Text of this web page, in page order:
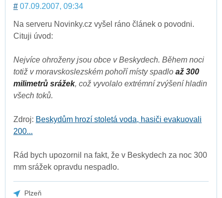
# 07.09.2007, 09:34
Na serveru Novinky.cz vyšel ráno článek o povodni.
Cituji úvod:
Nejvíce ohroženy jsou obce v Beskydech. Během noci
totiž v moravskoslezském pohoří místy spadlo až 300
milimetrů srážek, což vyvolalo extrémní zvýšení hladin
všech toků.
Zdroj: Beskydům hrozí stoletá voda, hasiči evakuovali
200...
Rád bych upozornil na fakt, že v Beskydech za noc 300
mm srážek opravdu nespadlo.
Plzeň